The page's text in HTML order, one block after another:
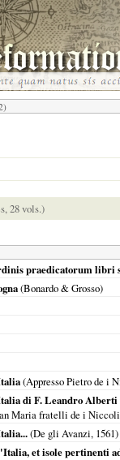
28 vols.)
praedicatorum libri
(Bonardo & Grosso)
(Appresso Pietro de i
di F. Leandro Alberti
Maria fratelli de i
(De gli Avanzi, 1561)
et isole pertinenti